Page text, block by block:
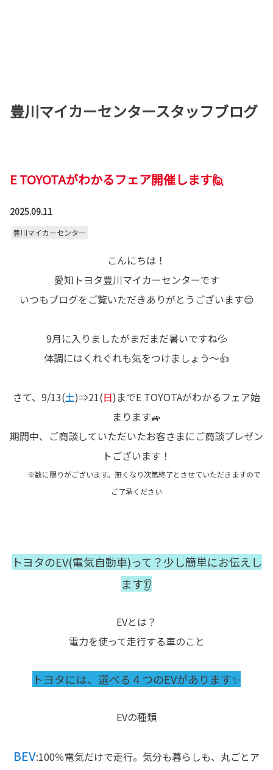
豊川マイカーセンタースタッフブログ
E TOYOTAがわかるフェア開催します🙋
2025.09.11
豊川マイカーセンター
こんにちは！
愛知トヨタ豊川マイカーセンターです
いつもブログをご覧いただきありがとうございます😌
9月に入りましたがまだまだ暑いですね💦
体調にはくれぐれも気をつけましょう～👍
さて、9/13(土)⇒21(日)までE TOYOTAがわかるフェア始
まります🚙
期間中、ご商談していただいたお客さまにご商談プレゼン
トございます！
※数に限りがございます。無くなり次第終了とさせていただきますので
ご了承ください
トヨタのEV(電気自動車)って？少し簡単にお伝えし
ます👂
EVとは？
電力を使って走行する車のこと
トヨタには、選べる４つのEVがあります✨
EVの種類
BEV:100％電気だけで走行。気分も暮らしも、丸ごとア